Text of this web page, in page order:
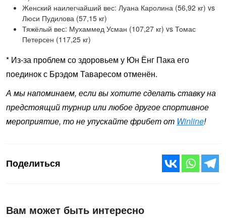
Женский наилегчайший вес: Луана Каролина (56,92 кг) vs
Люси Пудилова (57,15 кг)
Тяжёлый вес: Мухаммед Усман (107,27 кг) vs Томас
Петерсен (117,25 кг)
* Из-за проблем со здоровьем у Юн Ёнг Пака его
поединок с Брэдом Таваресом отменён.
А мы напоминаем, если вы хотите сделать ставку на
предстоящий турнир или любое другое спортивное
мероприятие, то не упускайте фрибет от Winline!
Поделиться
Вам может быть интересно